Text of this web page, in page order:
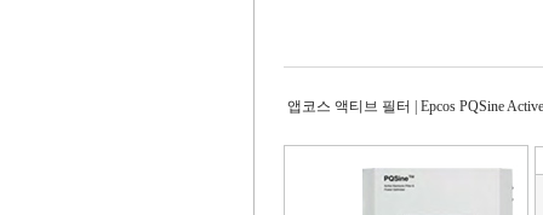
앱코스 액티브 필터 | Epcos PQSine